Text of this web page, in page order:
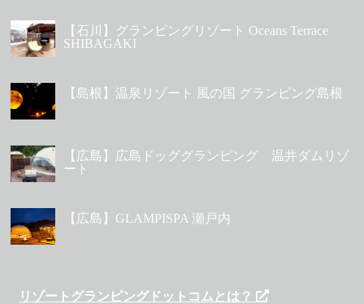
【石川】グランピングリゾート Oceans Terrace
SHIBAGAKI
【島根】温泉リゾート 風の国 グランピング島根
【広島】広島ドッググランピング 温井ダムリゾ
ート
【広島】GLAMPISPA 瀬戸内
リゾートグランピングドットコムとは？